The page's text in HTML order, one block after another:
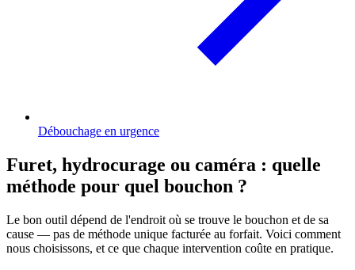
Débouchage en urgence
Furet, hydrocurage ou caméra : quelle
méthode pour quel bouchon ?
Le bon outil dépend de l'endroit où se trouve le bouchon et de sa
cause — pas de méthode unique facturée au forfait. Voici comment
nous choisissons, et ce que chaque intervention coûte en pratique.